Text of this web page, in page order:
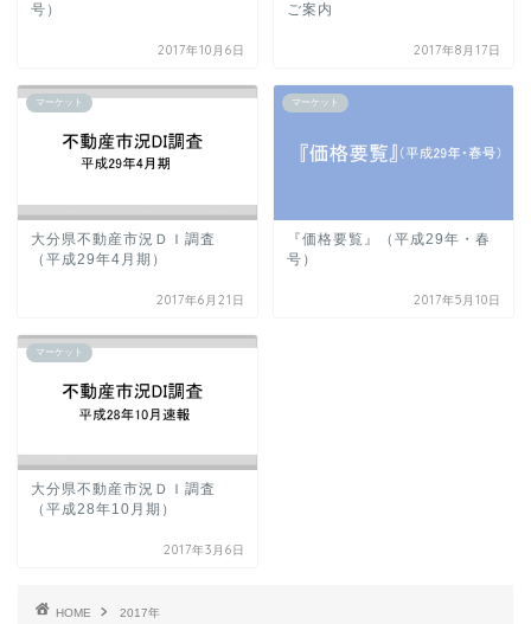
号）
2017年10月6日
ご案内
2017年8月17日
マーケット
大分県不動産市況ＤＩ調査
（平成29年4月期）
2017年6月21日
マーケット
『価格要覧』（平成29年・春
号）
2017年5月10日
マーケット
大分県不動産市況ＤＩ調査
（平成28年10月期）
2017年3月6日
HOME 2017年